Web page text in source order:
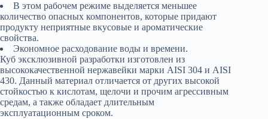
В этом рабочем режиме выделяется меньшее
количество опасных компонентов, которые придают
продукту неприятные вкусовые и ароматические
свойства.
Экономное расходование воды и времени.
Куб эксклюзивной разработки изготовлен из
высококачественной нержавейки марки AISI 304 и AISI
430. Данный материал отличается от других высокой
стойкостью к кислотам, щелочи и прочим агрессивным
средам, а также обладает длительным
эксплуатационным сроком.